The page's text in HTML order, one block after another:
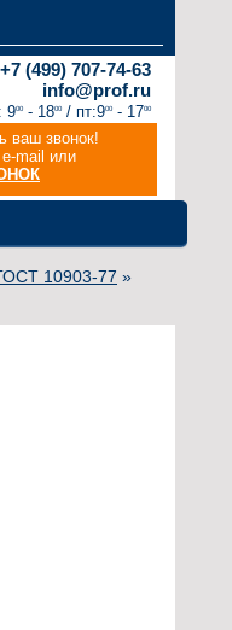
+7 (499) 707-74-63
info@prof.ru
900 - 1800 / пт:900 - 1700
ваш звонок!
mail или
10903-77 »